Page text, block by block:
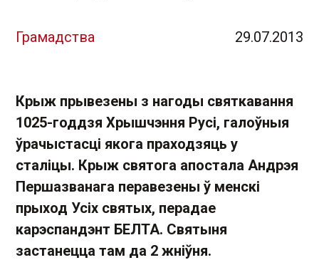
Грамадства 29.07.2013
Крыж прывезены з нагоды святкавання
1025-годдзя Хрышчэння Русі, галоўныя
ўрачыстасці якога праходзяць у
сталіцы. Крыж святога апостала Андрэя
Першазванага перавезены ў менскі
прыход Усіх святых, перадае
карэспандэнт БЕЛТА. Святыня
застанецца там да 2 жніўня.